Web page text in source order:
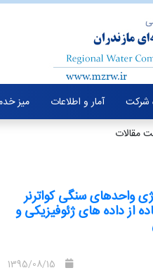
شرکت آمار و اطلاعات میز
مقالات
واحدهای سنگی کواترنر
از داده های ژئوفیزیکی و